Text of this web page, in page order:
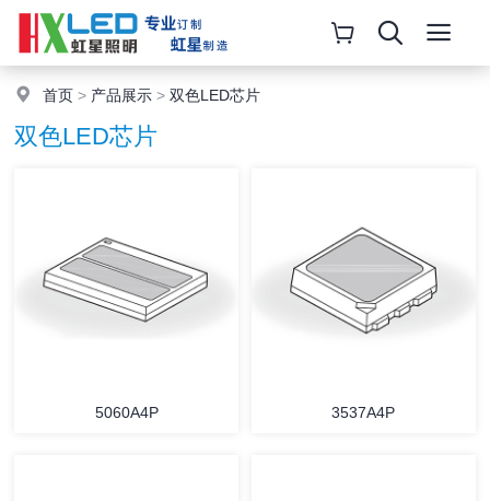
首页 > 产品展示 >双色LED芯片
双色LED芯片
5060A4P 3537A4P